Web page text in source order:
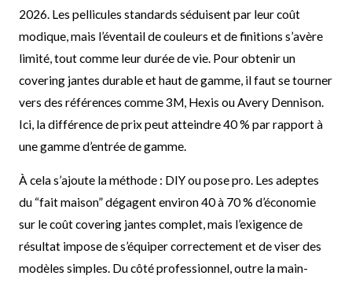
2026. Les pellicules standards séduisent par leur coût
modique, mais l’éventail de couleurs et de finitions s’avère
limité, tout comme leur durée de vie. Pour obtenir un
covering jantes durable et haut de gamme, il faut se tourner
vers des références comme 3M, Hexis ou Avery Dennison.
Ici, la différence de prix peut atteindre 40 % par rapport à
une gamme d’entrée de gamme.
À cela s’ajoute la méthode : DIY ou pose pro. Les adeptes
du “fait maison” dégagent environ 40 à 70 % d’économie
sur le coût covering jantes complet, mais l’exigence de
résultat impose de s’équiper correctement et de viser des
modèles simples. Du côté professionnel, outre la main-